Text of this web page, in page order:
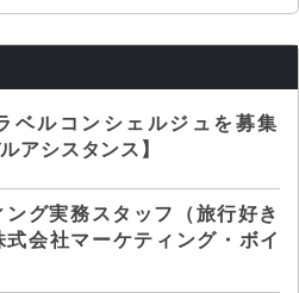
ベルコンシェルジュを募集
アシスタンス】
グ実務スタッフ（旅行好き
式会社マーケティング・ボイ